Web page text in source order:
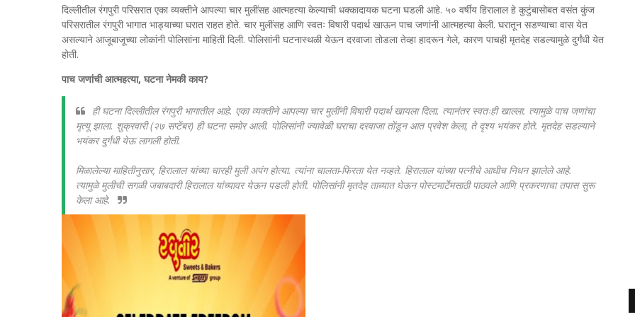
दिल्लीतील रंगपुरी परिसरात एका व्यक्तीने आपल्या चार मुलींसह आत्महत्या केल्याची धक्कादायक घटना घडली आहे. ५० वर्षीय हिरालाल हे कुटुंबासोबत वसंत कुंज
परिसरातील रंगपुरी भागात भाड्याच्या घरात राहत होते. चार मुलींसह आणि स्वतः विषारी पदार्थ खाऊन पाच जणांनी आत्महत्या केली. घरातून सडण्याचा वास येत
असल्याने आजूबाजूच्या लोकांनी पोलिसांना माहिती दिली. पोलिसांनी घटनास्थळी येऊन दरवाजा तोडला तेव्हा हादरून गेले, कारण पाचही मृतदेह सडल्यामुळे दुर्गंधी येत
होती.
पाच जणांची आत्महत्या, घटना नेमकी काय?
ही घटना दिल्लीतील रंगपुरी भागातील आहे. एका व्यक्तीने आपल्या चार मुलींनी विषारी पदार्थ खायला दिला. त्यानंतर स्वतःही खाल्ला. त्यामुळे पाच जणांचा
मृत्यू झाला. शुक्रवारी (२७ सप्टेंबर) ही घटना समोर आली. पोलिसांनी ज्यावेळी घराचा दरवाजा तोंडून आत प्रवेश केला, ते दृश्य भयंकर होते. मृतदेह सडल्याने
भयंकर दुर्गंधी येऊ लागली होती.
मिळालेल्या माहितीनुसार, हिरालाल यांच्या चारही मुली अपंग होत्या. त्यांना चालता-फिरता येत नव्हते. हिरालाल यांच्या पत्नीचे आधीच निधन झालेले आहे.
त्यामुळे मुलीची सगळी जबाबदारी हिरालाल यांच्यावर येऊन पडली होती. पोलिसांनी मृतदेह ताब्यात घेऊन पोस्टमार्टेमसाठी पाठवले आणि प्रकरणाचा तपास सुरू
केला आहे.